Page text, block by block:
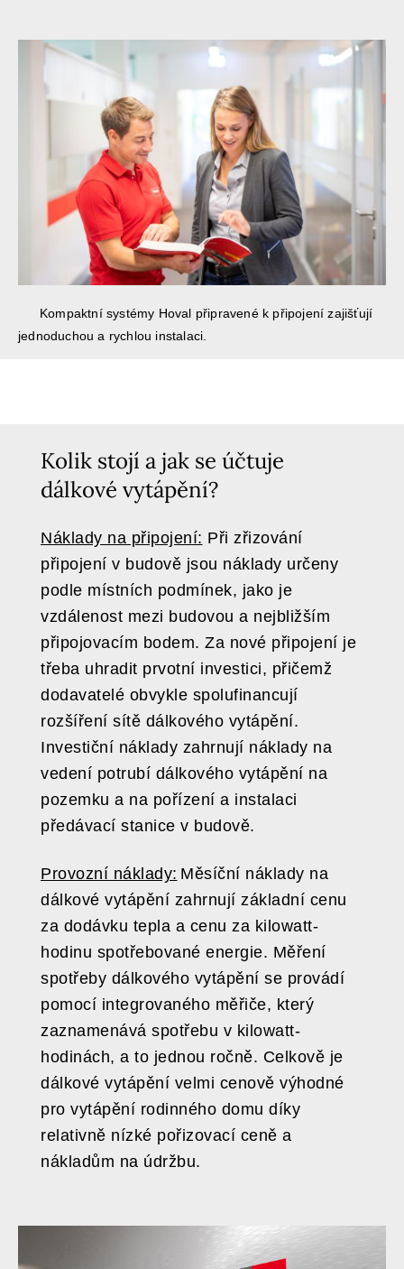
Kompaktní systémy Hoval připravené k připojení zajišťují
jednoduchou a rychlou instalaci.
Kolik stojí a jak se účtuje
dálkové vytápění?
Náklady na připojení: Při zřizování
připojení v budově jsou náklady určeny
podle místních podmínek, jako je
vzdálenost mezi budovou a nejbližším
připojovacím bodem. Za nové připojení je
třeba uhradit prvotní investici, přičemž
dodavatelé obvykle spolufinancují
rozšíření sítě dálkového vytápění.
Investiční náklady zahrnují náklady na
vedení potrubí dálkového vytápění na
pozemku a na pořízení a instalaci
předávací stanice v budově.
Provozní náklady: Měsíční náklady na
dálkové vytápění zahrnují základní cenu
za dodávku tepla a cenu za kilowatt-
hodinu spotřebované energie. Měření
spotřeby dálkového vytápění se provádí
pomocí integrovaného měřiče, který
zaznamenává spotřebu v kilowatt-
hodinách, a to jednou ročně. Celkově je
dálkové vytápění velmi cenově výhodné
pro vytápění rodinného domu díky
relativně nízké pořizovací ceně a
nákladům na údržbu.